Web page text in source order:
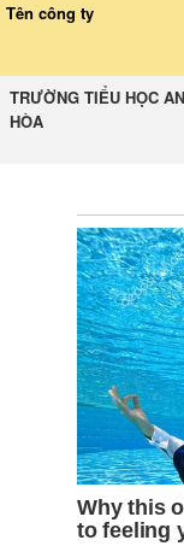
Tên công ty
TRƯỜNG TIỂU HỌC AN
HÒA